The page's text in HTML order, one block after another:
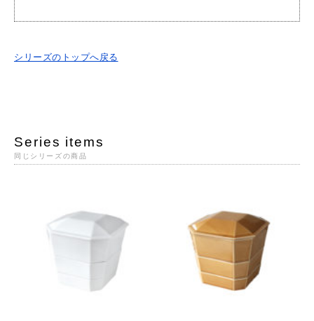
シリーズのトップへ戻る
Series items
同じシリーズの商品